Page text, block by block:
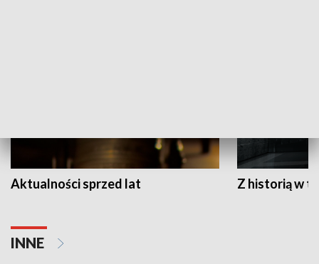
Aktualności sprzed lat Z historią w
INNE